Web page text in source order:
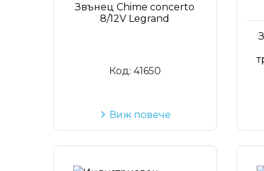
Звънец Chime concerto
8/12V Legrand
Код: 41650
Виж повече